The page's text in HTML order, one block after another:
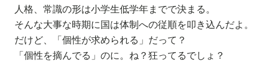
人格、常識の形は小学生低学年までで決まる。
そんな大事な時期に国は体制への従順を叩き込んだよ。
だけど、「個性が求められる」だって？
「個性を摘んでる」のに。ね？狂ってるでしょ？